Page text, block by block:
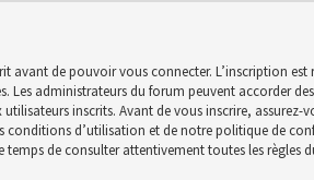
avant de pouvoir vous connecter. L’inscription
Les administrateurs du forum peuvent accorder
inscrits. Avant de vous inscrire, assurez-
conditions d’utilisation et de notre politique de
temps de consulter attentivement toutes les règles